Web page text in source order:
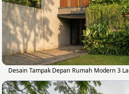
Desain Tampak Depan Rumah Modern 3